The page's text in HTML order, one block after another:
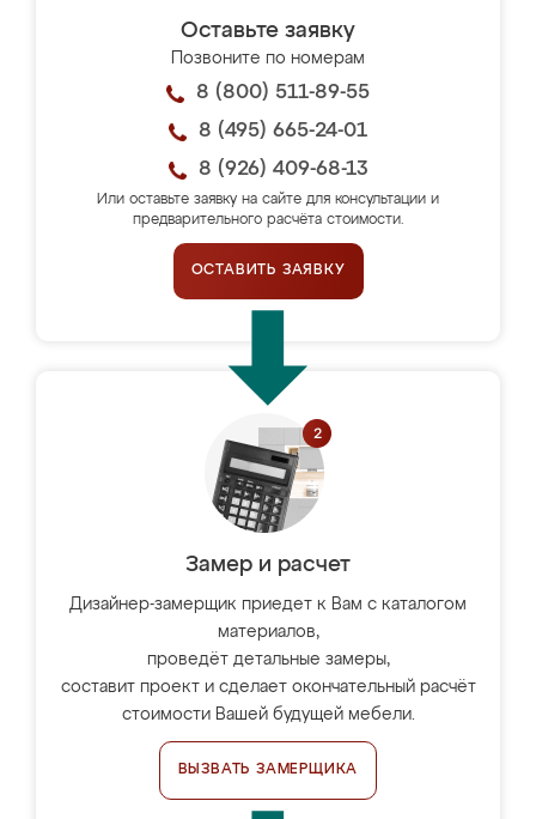
Оставьте заявку
Позвоните по номерам
8 (800) 511-89-55
8 (495) 665-24-01
8 (926) 409-68-13
Или оставьте заявку на сайте для консультации и
предварительного расчёта стоимости.
ОСТАВИТЬ ЗАЯВКУ
Замер и расчет
Дизайнер-замерщик приедет к Вам с каталогом
материалов,
проведёт детальные замеры,
составит проект и сделает окончательный расчёт
стоимости Вашей будущей мебели.
ВЫЗВАТЬ ЗАМЕРЩИКА